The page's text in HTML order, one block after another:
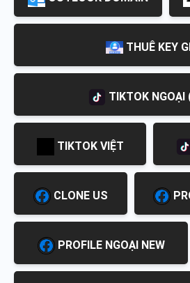
THUÊ KEY
TIKTOK NGOẠI
TIKTOK VIỆT
CLONE US
PROFILE NGOẠI NEW